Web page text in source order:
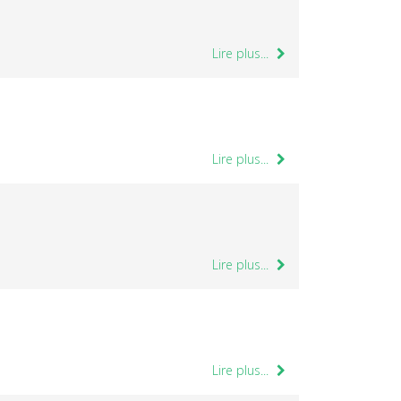
Lire plus...
Lire plus...
Lire plus...
Lire plus...